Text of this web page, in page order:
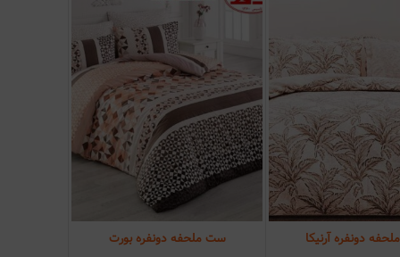
به سبد خرید
دونفره آرنیکا
افزودن به سبد خرید
ست ملحفه دونفره بورت